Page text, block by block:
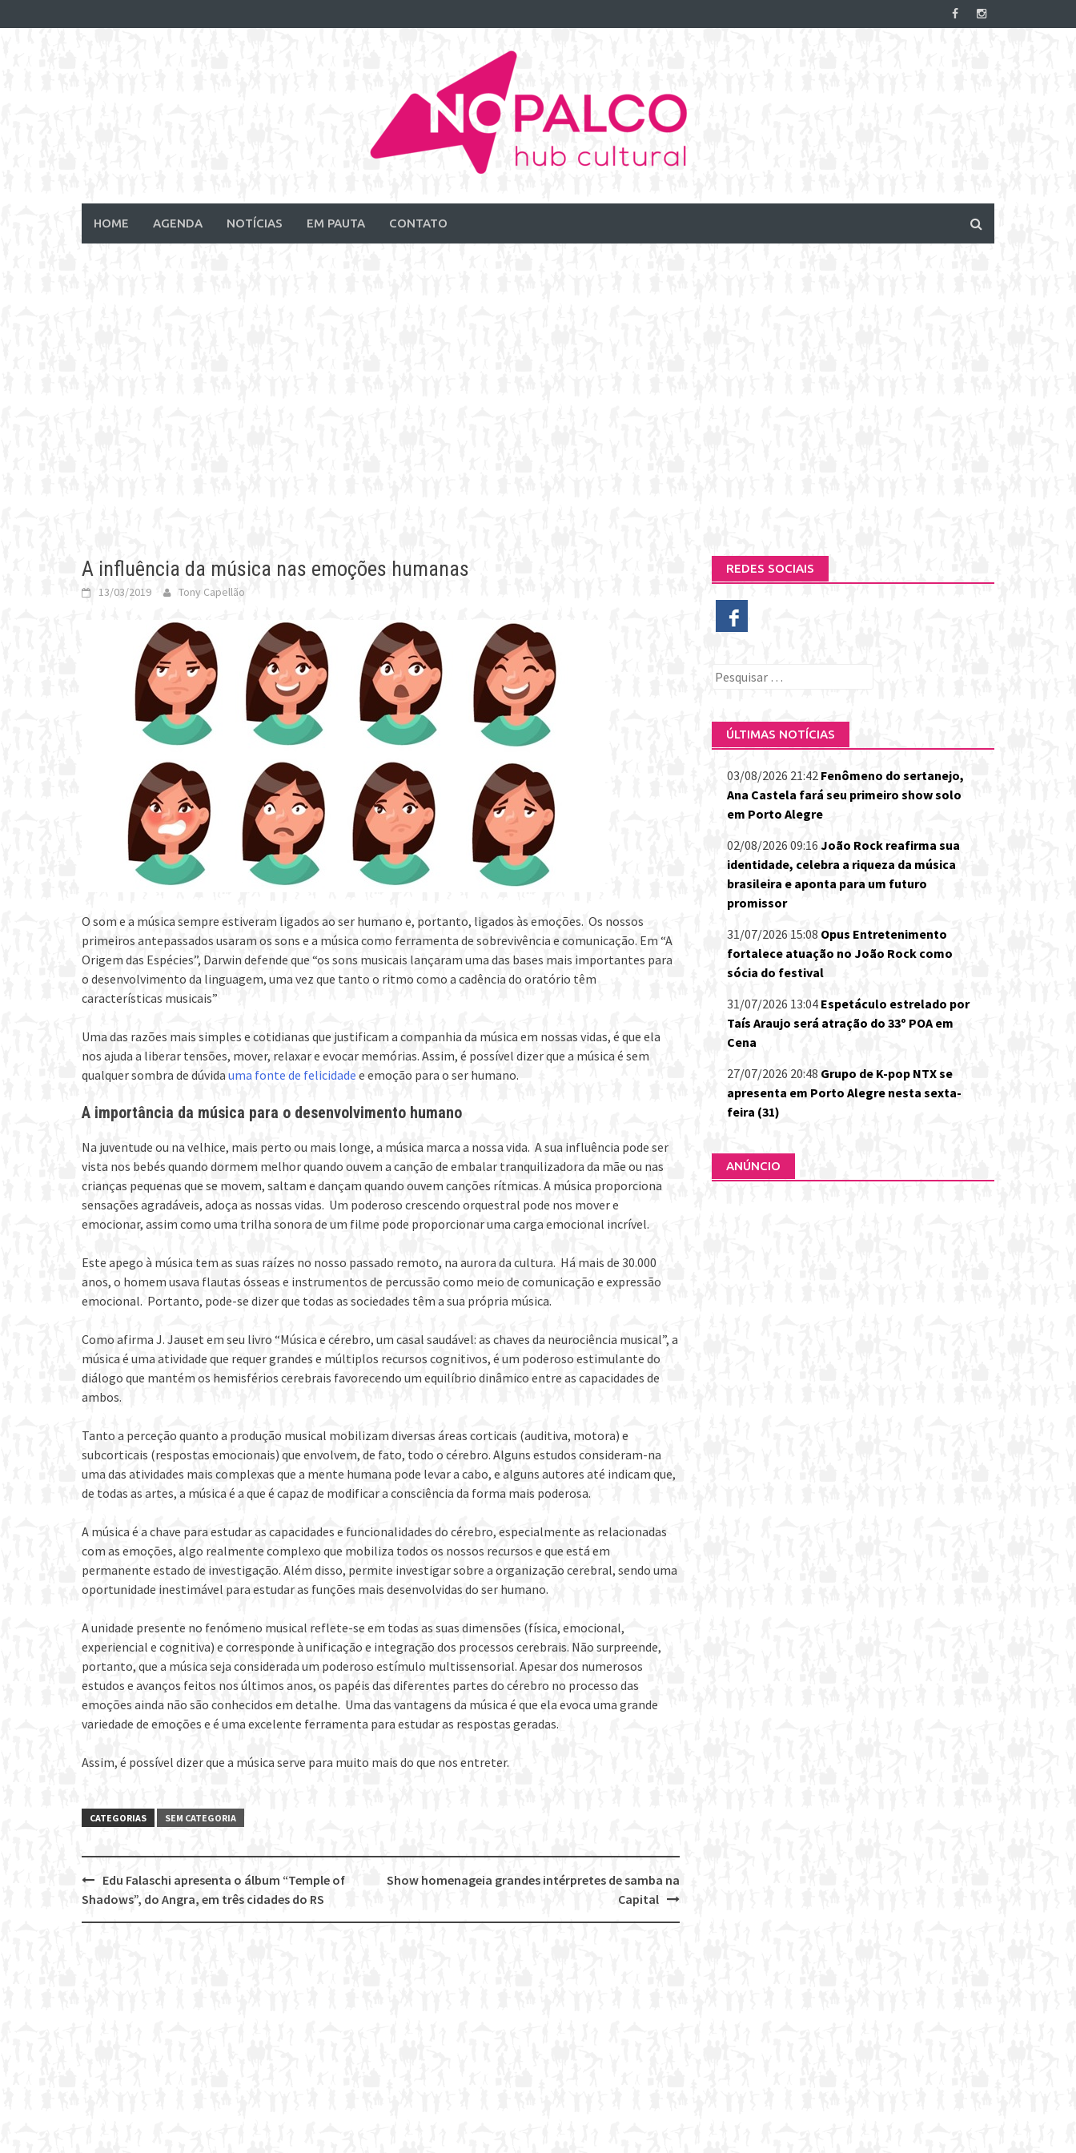
to
HOME AGENDA NOTÍCIAS EM PAUTA CONTATO
A influência da música nas emoções humanas
13/03/2019 Tony Capellão
O som e a música sempre estiveram ligados ao ser humano e, portanto, ligados às emoções. Os nossos
primeiros antepassados usaram os sons e a música como ferramenta de sobrevivência e comunicação. Em “A
Origem das Espécies”, Darwin defende que “os sons musicais lançaram uma das bases mais importantes para
o desenvolvimento da linguagem, uma vez que tanto o ritmo como a cadência do oratório têm
características musicais”
Uma das razões mais simples e cotidianas que justificam a companhia da música em nossas vidas, é que ela
nos ajuda a liberar tensões, mover, relaxar e evocar memórias. Assim, é possível dizer que a música é sem
qualquer sombra de dúvida uma fonte de felicidade e emoção para o ser humano.
A importância da música para o desenvolvimento humano
Na juventude ou na velhice, mais perto ou mais longe, a música marca a nossa vida. A sua influência pode ser
vista nos bebés quando dormem melhor quando ouvem a canção de embalar tranquilizadora da mãe ou nas
crianças pequenas que se movem, saltam e dançam quando ouvem canções rítmicas. A música proporciona
sensações agradáveis, adoça as nossas vidas. Um poderoso crescendo orquestral pode nos mover e
emocionar, assim como uma trilha sonora de um filme pode proporcionar uma carga emocional incrível.
Este apego à música tem as suas raízes no nosso passado remoto, na aurora da cultura. Há mais de 30.000
anos, o homem usava flautas ósseas e instrumentos de percussão como meio de comunicação e expressão
emocional. Portanto, pode-se dizer que todas as sociedades têm a sua própria música.
Como afirma J. Jauset em seu livro “Música e cérebro, um casal saudável: as chaves da neurociência musical”, a
música é uma atividade que requer grandes e múltiplos recursos cognitivos, é um poderoso estimulante do
diálogo que mantém os hemisférios cerebrais favorecendo um equilíbrio dinâmico entre as capacidades de
ambos.
Tanto a perceção quanto a produção musical mobilizam diversas áreas corticais (auditiva, motora) e
subcorticais (respostas emocionais) que envolvem, de fato, todo o cérebro. Alguns estudos consideram-na
uma das atividades mais complexas que a mente humana pode levar a cabo, e alguns autores até indicam que,
de todas as artes, a música é a que é capaz de modificar a consciência da forma mais poderosa.
A música é a chave para estudar as capacidades e funcionalidades do cérebro, especialmente as relacionadas
com as emoções, algo realmente complexo que mobiliza todos os nossos recursos e que está em
permanente estado de investigação. Além disso, permite investigar sobre a organização cerebral, sendo uma
oportunidade inestimável para estudar as funções mais desenvolvidas do ser humano.
A unidade presente no fenómeno musical reflete-se em todas as suas dimensões (física, emocional,
experiencial e cognitiva) e corresponde à unificação e integração dos processos cerebrais. Não surpreende,
portanto, que a música seja considerada um poderoso estímulo multissensorial. Apesar dos numerosos
estudos e avanços feitos nos últimos anos, os papéis das diferentes partes do cérebro no processo das
emoções ainda não são conhecidos em detalhe. Uma das vantagens da música é que ela evoca uma grande
variedade de emoções e é uma excelente ferramenta para estudar as respostas geradas.
Assim, é possível dizer que a música serve para muito mais do que nos entreter.
CATEGORIAS SEM CATEGORIA
Post
navigation
Show homenageia grandes intérpretes de samba na
Capital
Edu Falaschi apresenta o álbum “Temple of
Shadows”, do Angra, em três cidades do RS
REDES SOCIAIS
Pesquisar
ÚLTIMAS NOTÍCIAS
03/08/2026 21:42 Fenômeno do sertanejo,
Ana Castela fará seu primeiro show solo
em Porto Alegre
02/08/2026 09:16 João Rock reafirma sua
identidade, celebra a riqueza da música
brasileira e aponta para um futuro
promissor
31/07/2026 15:08 Opus Entretenimento
fortalece atuação no João Rock como
sócia do festival
31/07/2026 13:04 Espetáculo estrelado por
Taís Araujo será atração do 33º POA em
Cena
27/07/2026 20:48 Grupo de K-pop NTX se
apresenta em Porto Alegre nesta sexta-
feira (31)
ANÚNCIO